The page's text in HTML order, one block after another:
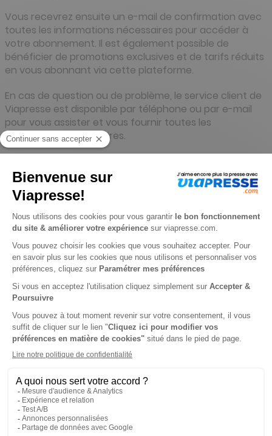
Vous recevrez ensuite un e-mail de confirmation avec
toutes les informations nécessaires pour accéder à
votre abonnement. Il est également possible de
bénéficier de promotions exclusives et de tarifs réduits
en vous abonnant via cette plateforme.
En cas de question ou de problème, le service client de
Viapresse est disponible par téléphone ou par e-mail
pour vous assister et vous fournir toutes les
informations nécessaires.
Contacter le service d'abonnement
Pour contacter le service client d'abonnement
Viapresse, plusieurs options s'offrent à vous. Vous
pouvez joindre le service client par téléphone au01 72
87 16 76 (code 10) du lundi au vendredi, de 9h à 18h.
Si vous préférez envoyer un e-mail, l'adresse à utiliser
estserviceclients@viapresse.com
. Les courriers
Viapresse, 7 impasse Marie Blanche, 75018 Paris.
Pour les abonnés ayant des questions spécifiques
concernant leur abonnement, il est conseillé de se
connecter à leur compte client sur le site de Viapresse.
Une fois connecté, rendez-vous dans l'onglet "mes
abonnements" et cliquez sur "contacter le SAV".
En cas de problème technique ou de question relative à